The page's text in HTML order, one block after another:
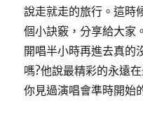
說走就走的旅行。這時
個小訣竅，分享給大家
開唱半小時再進去真的
嗎?他說最精彩的永遠
你見過演唱會準時開始